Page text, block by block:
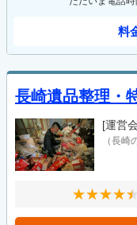
料
長崎遺品整理・
[運営
（長崎